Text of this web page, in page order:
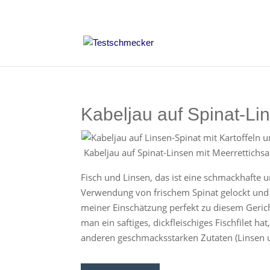
Kabeljau auf Spinat-
Kabeljau auf Spinat-Linsen mit
Fisch und Linsen, das ist eine schmackhafte
Verwendung von frischem Spinat gelockt
meiner Einschätzung perfekt zu diesem
man ein saftiges, dickfleischiges Fischfilet
anderen geschmacksstarken Zutaten